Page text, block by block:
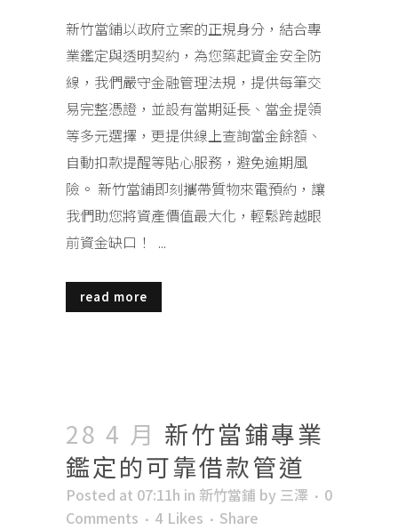
新竹當鋪以政府立案的正規身分，結合專
業鑑定與透明契約，為您築起資金安全防
線，我們嚴守金融管理法規，提供每筆交
易完整憑證，並設有當期延長、當金提領
等多元選擇，更提供線上查詢當金餘額、
自動扣款提醒等貼心服務，避免逾期風
險。 新竹當鋪即刻攜帶質物來電預約，讓
我們助您將資產價值最大化，輕鬆跨越眼
前資金缺口！ ...
read more
28 4 月 新竹當鋪專業
鑑定的可靠借款管道
Posted at 07:11h in 新竹當鋪 by 三澤
0
Comments
4 Likes
Share